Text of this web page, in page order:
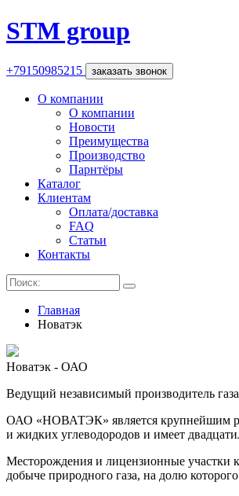
STM group
+79150985215 заказать звонок
О компании
О компании
Новости
Преимущества
Производство
Парнтёры
Каталог
Клиентам
Оплата/доставка
FAQ
Статьи
Контакты
Главная
Новатэк
Новатэк - ОАО
Ведущий независимый производитель
ОАО «НОВАТЭК» является крупнейшим
и жидких углеводородов и имеет
Месторождения и лицензионные
добыче природного газа, на долю